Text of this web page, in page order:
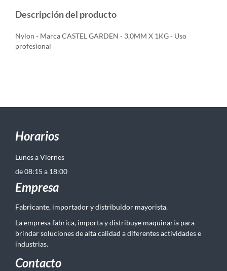
Descripción del producto
Nylon - Marca CASTEL GARDEN - 3,0MM X 1KG - Uso
profesional
Horarios
Lunes a Viernes
de 08:15 a 18:00
Empresa
Fabricante, importador y distribuidor mayorista.
La empresa fabrica, importa y distribuye maquinaria para
brindar soluciones de alta calidad a diferentes actividades e
industrias.
Contacto